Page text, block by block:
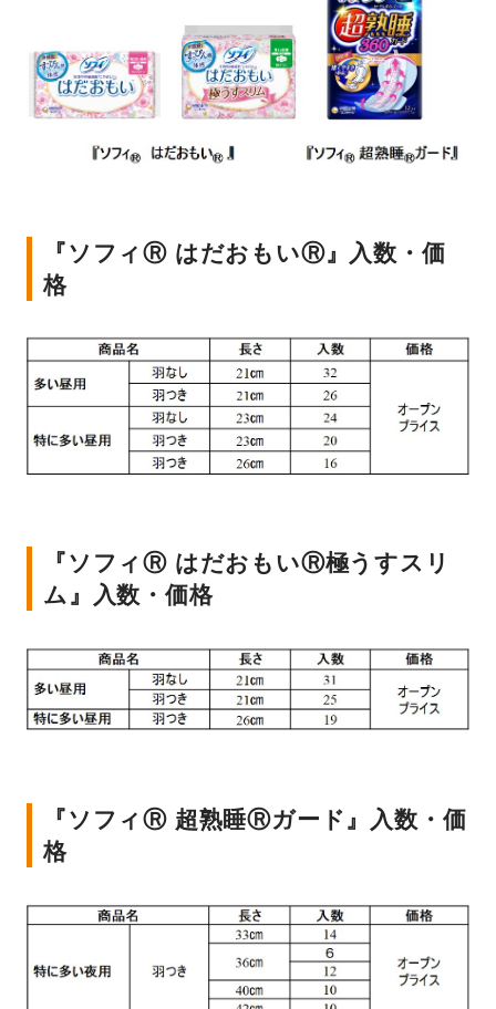
『ソフィⓇ はだおもいⓇ』入数・価
格
『ソフィⓇ はだおもいⓇ極うすスリ
ム』入数・価格
『ソフィⓇ 超熟睡Ⓡガード』入数・価
格